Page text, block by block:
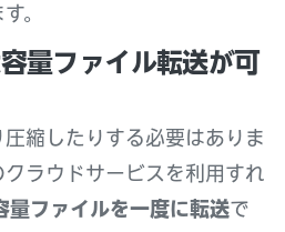
。
量ファイル転送が可
縮したりする必要はありま
ラウドサービスを利用すれ
量ファイルを一度に転送で